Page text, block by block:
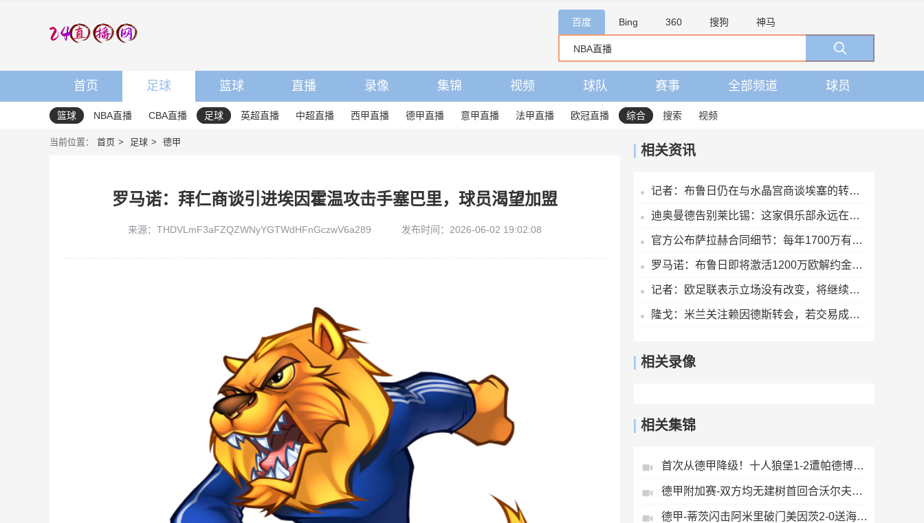
百度 Bing 360 搜狗 神马
首页 足球 篮球 直播 录像 集锦 视频 球队 赛事 全部频道 球员
篮球 NBA直播 CBA直播 足球 英超直播 中超直播 西甲直播 德甲直播 意甲直播 法甲直播 欧冠直播 综合 搜索 视频
当前位置： 首页 足球 德甲
罗马诺：拜仁商谈引进埃因霍温攻击手塞巴里，球员渴望加盟
来源：THDVLmF3aFZQZWNyYGTWdHFnGczwV6a289 发布时间：2026-06-02 19:02:08
相关资讯
记者：布鲁日仍在与水晶宫商谈埃塞的转会交易
迪奥曼德告别莱比锡：这家俱乐部永远在我心中占据特殊位置
官方公布萨拉赫合同细节：每年1700万有保障收入+奖金+20%肖像权
罗马诺：布鲁日即将激活1200万欧解约金，签下马略卡前锋比尔希利
记者：欧足联表示立场没有改变，将继续抵制国际足联赛事
隆戈：米兰关注赖因德斯转会，若交易成行将获得1400万欧奖金
相关录像
相关集锦
首次从德甲降级！十人狼堡1-2遭帕德博恩逆转库尔达加时赛制胜
德甲附加赛-双方均无建树首回合沃尔夫斯堡0-0帕德博恩
德甲-蒂茨闪击阿米里破门美因茨2-0送海登海姆降级